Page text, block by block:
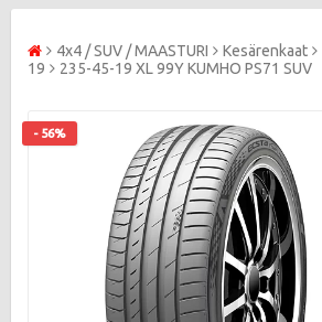
4x4 / SUV / MAASTURI Kesärenkaat
19
235-45-19 XL 99Y KUMHO PS71 SUV
- 56%